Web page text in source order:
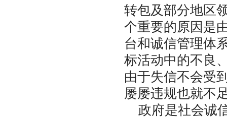
转包及部分地区
个重要的原因是
台和诚信管理体
标活动中的不良
由于失信不会受
屡屡违规也就不
政府是社会诚